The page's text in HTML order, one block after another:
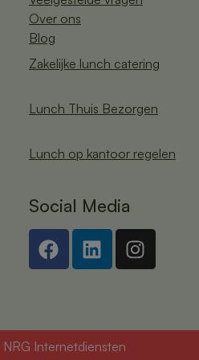
Over ons
Blog
Zakelijke lunch catering
Lunch Thuis Bezorgen
Lunch op kantoor regelen
Social Media
NRG Internetdiensten